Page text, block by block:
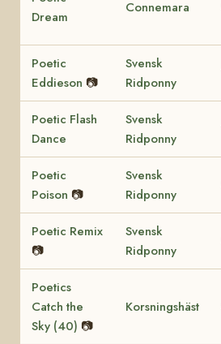
Dream
Connemara
Poetic
Eddieson 📷
Svensk
Ridponny
Poetic Flash
Dance
Svensk
Ridponny
Poetic
Poison 📷
Svensk
Ridponny
Poetic Remix
📷
Svensk
Ridponny
Poetics
Catch the
Sky (40) 📷
Korsningshäst